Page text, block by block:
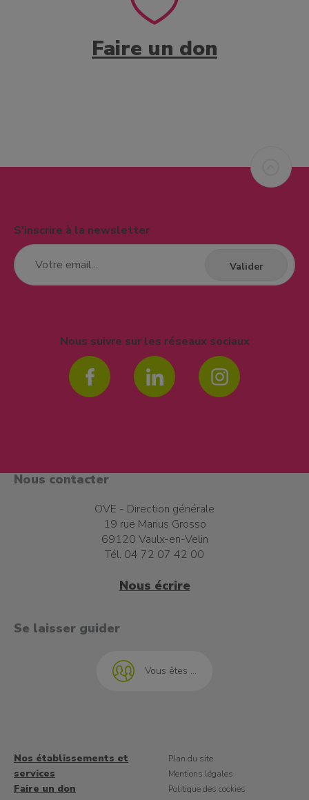
Faire un don
S'inscrire à la newsletter
Nous suivre sur les réseaux sociaux
Nous contacter
OVE - Direction générale
19 rue Marius Grosso
69120 Vaulx-en-Velin
Tél. 04 72 07 42 00
Nous écrire
Nos établissements et
services
Faire un don
Plan du site
Mentions légales
Politique des cookies
Se laisser guider
Vous êtes ...